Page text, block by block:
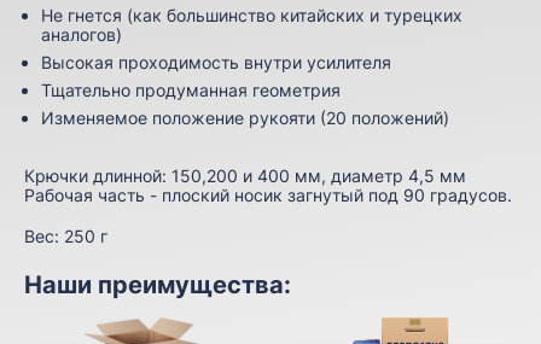
Не гнется (как большинство китайских и турецких
аналогов)
Высокая проходимость внутри усилителя
Тщательно продуманная геометрия
Изменяемое положение рукояти (20 положений)
Крючки длинной: 150,200 и 400 мм, диаметр 4,5 мм
Рабочая часть - плоский носик загнутый под 90 градусов.
Вес: 250 г
Наши преимущества: